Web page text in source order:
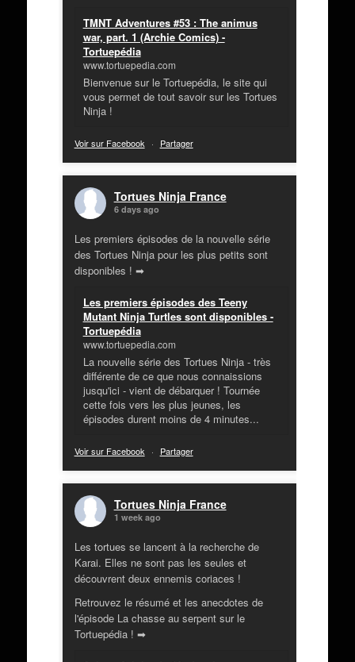
TMNT Adventures #53 : The animus
war, part. 1 (Archie Comics) -
Tortuepédia
www.tortuepedia.com
Bienvenue sur le Tortuepédia, le site qui
vous permet de tout savoir sur les Tortues
Ninja !
Voir sur Facebook · Partager
Tortues Ninja France
6 days ago
Les premiers épisodes de la nouvelle série
des Tortues Ninja pour les plus petits sont
disponibles ! ➡
Les premiers épisodes des Teeny
Mutant Ninja Turtles sont disponibles -
Tortuepédia
www.tortuepedia.com
La nouvelle série des Tortues Ninja - très
différente de ce que nous connaissions
jusqu'ici - vient de débarquer ! Tournée
cette fois vers les plus jeunes, les
épisodes durent moins de 4 minutes...
Voir sur Facebook · Partager
Tortues Ninja France
1 week ago
Les tortues se lancent à la recherche de
Karai. Elles ne sont pas les seules et
découvrent deux ennemis coriaces !
Retrouvez le résumé et les anecdotes de
l'épisode La chasse au serpent sur le
Tortuepédia ! ➡